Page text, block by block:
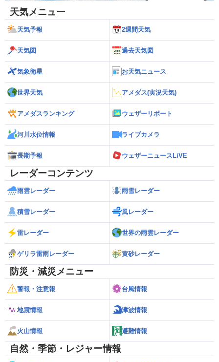
天気メニュー
天気予報 2週間天気
天気図 過去天気図
気象衛星 お天気ニュース
世界天気 アメダス(実況天気)
アメダスランキング ウェザーリポート
河川水位情報 ライブカメラ
長期予報 ウェザーニュースLiVE
レーダーコンテンツ
雨雲レーダー 雨雪レーダー
積雪レーダー 風レーダー
雷レーダー 世界の雨雲レーダー
ゲリラ雷雨レーダー 黄砂レーダー
防災・減災メニュー
警報・注意報 台風情報
地震情報 津波情報
火山情報 避難情報
自然・季節・レジャー情報